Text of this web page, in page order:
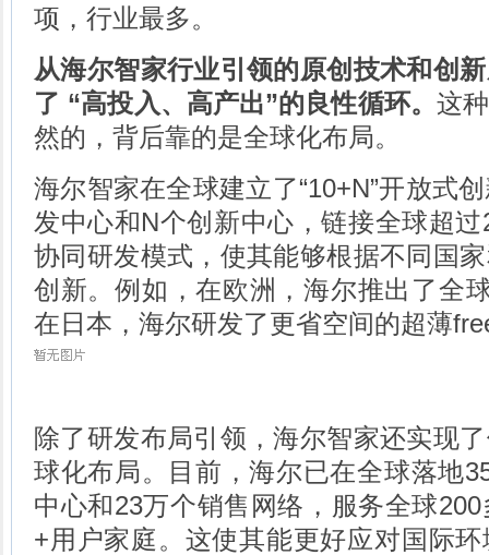
项，行业最多。
从海尔智家行业引领的原创技术和创
了 “高投入、高产出”的良性循环。 这
然的，背后靠的是全球化布局。
海尔智家在全球建立了“10+N”开放式
发中心和N个创新中心，链接全球超
协同研发模式，使其能够根据不同国
创新。例如，在欧洲，海尔推出了全
在日本，海尔研发了更省空间的超薄
除了研发布局引领，海尔智家还实现
球化布局。目前，海尔已在全球落地
中心和23万个销售网络，服务全球
+用户家庭。这使其能更好应对国际